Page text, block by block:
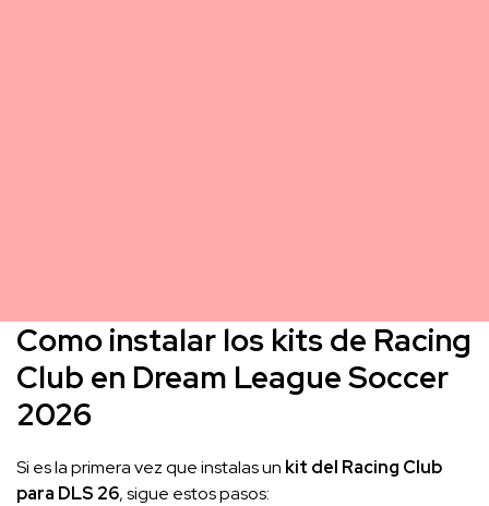
Como instalar los kits de Racing
Club en Dream League Soccer
2026
Si es la primera vez que instalas un kit del Racing Club
para DLS 26, sigue estos pasos: